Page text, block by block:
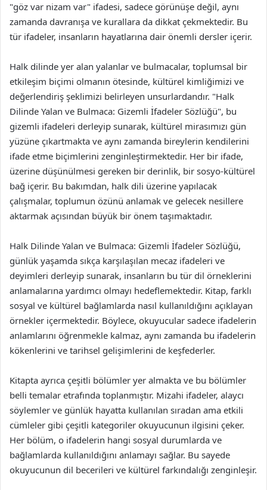
"göz var nizam var" ifadesi, sadece görünüşe değil, aynı
zamanda davranışa ve kurallara da dikkat çekmektedir. Bu
tür ifadeler, insanların hayatlarına dair önemli dersler içerir.
Halk dilinde yer alan yalanlar ve bulmacalar, toplumsal bir
etkileşim biçimi olmanın ötesinde, kültürel kimliğimizi ve
değerlendiriş şeklimizi belirleyen unsurlardandır. "Halk
Dilinde Yalan ve Bulmaca: Gizemli İfadeler Sözlüğü", bu
gizemli ifadeleri derleyip sunarak, kültürel mirasımızı gün
yüzüne çıkartmakta ve aynı zamanda bireylerin kendilerini
ifade etme biçimlerini zenginleştirmektedir. Her bir ifade,
üzerine düşünülmesi gereken bir derinlik, bir sosyo-kültürel
bağ içerir. Bu bakımdan, halk dili üzerine yapılacak
çalışmalar, toplumun özünü anlamak ve gelecek nesillere
aktarmak açısından büyük bir önem taşımaktadır.
Halk Dilinde Yalan ve Bulmaca: Gizemli İfadeler Sözlüğü,
günlük yaşamda sıkça karşılaşılan mecaz ifadeleri ve
deyimleri derleyip sunarak, insanların bu tür dil örneklerini
anlamalarına yardımcı olmayı hedeflemektedir. Kitap, farklı
sosyal ve kültürel bağlamlarda nasıl kullanıldığını açıklayan
örnekler içermektedir. Böylece, okuyucular sadece ifadelerin
anlamlarını öğrenmekle kalmaz, aynı zamanda bu ifadelerin
kökenlerini ve tarihsel gelişimlerini de keşfederler.
Kitapta ayrıca çeşitli bölümler yer almakta ve bu bölümler
belli temalar etrafında toplanmıştır. Mizahi ifadeler, alaycı
söylemler ve günlük hayatta kullanılan sıradan ama etkili
cümleler gibi çeşitli kategoriler okuyucunun ilgisini çeker.
Her bölüm, o ifadelerin hangi sosyal durumlarda ve
bağlamlarda kullanıldığını anlamayı sağlar. Bu sayede
okuyucunun dil becerileri ve kültürel farkındalığı zenginleşir.